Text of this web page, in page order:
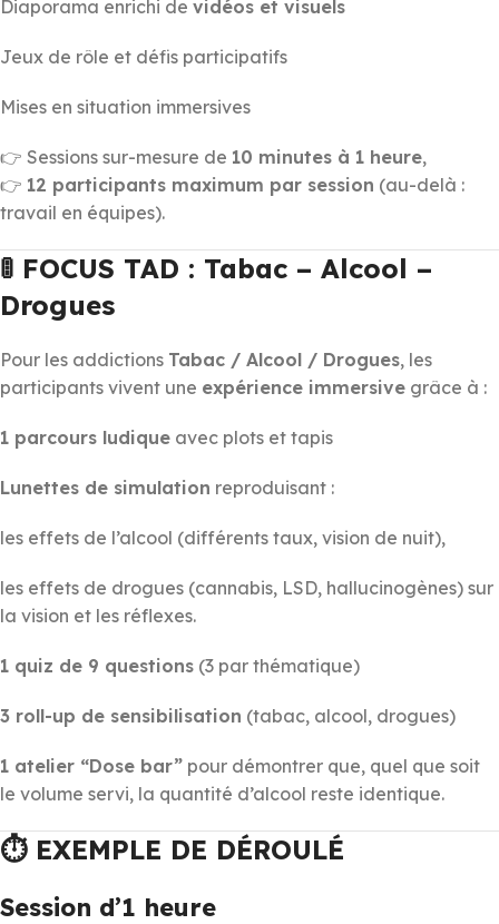
Diaporama enrichi de vidéos et visuels
Jeux de rôle et défis participatifs
Mises en situation immersives
👉 Sessions sur-mesure de 10 minutes à 1 heure,
👉 12 participants maximum par session (au-delà :
travail en équipes).
🚦 FOCUS TAD : Tabac – Alcool –
Drogues
Pour les addictions Tabac / Alcool / Drogues, les
participants vivent une expérience immersive grâce à :
1 parcours ludique avec plots et tapis
Lunettes de simulation reproduisant :
les effets de l’alcool (différents taux, vision de nuit),
les effets de drogues (cannabis, LSD, hallucinogènes) sur
la vision et les réflexes.
1 quiz de 9 questions (3 par thématique)
3 roll-up de sensibilisation (tabac, alcool, drogues)
1 atelier “Dose bar” pour démontrer que, quel que soit
le volume servi, la quantité d’alcool reste identique.
⏱️ EXEMPLE DE DÉROULÉ
Session d’1 heure